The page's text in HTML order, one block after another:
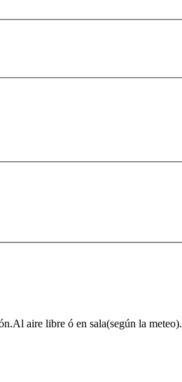
aire libre ó en sala(según la meteo).